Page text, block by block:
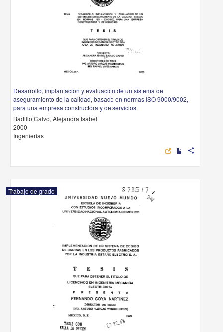
Desarrollo, implantacion y evaluacion de un sistema de
aseguramiento de la calidad, basado en normas ISO 9000/9002,
para una empresa constructora y de servicios
Badillo Calvo, Alejandra Isabel
2000
Ingenierías
share
Trabajo de grado